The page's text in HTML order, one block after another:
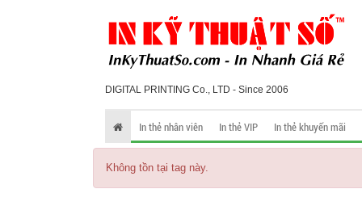
DIGITAL PRINTING Co., LTD - Since 2006
In thẻ nhân viên In thẻ VIP In thẻ khuyến mãi
Không tồn tại tag này.